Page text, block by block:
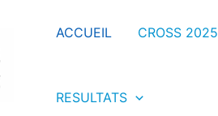
ACCUEIL CROSS 2025
RESULTATS